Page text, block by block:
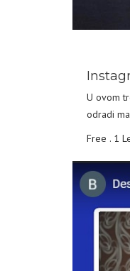
U ovom
odradi
Free . 1